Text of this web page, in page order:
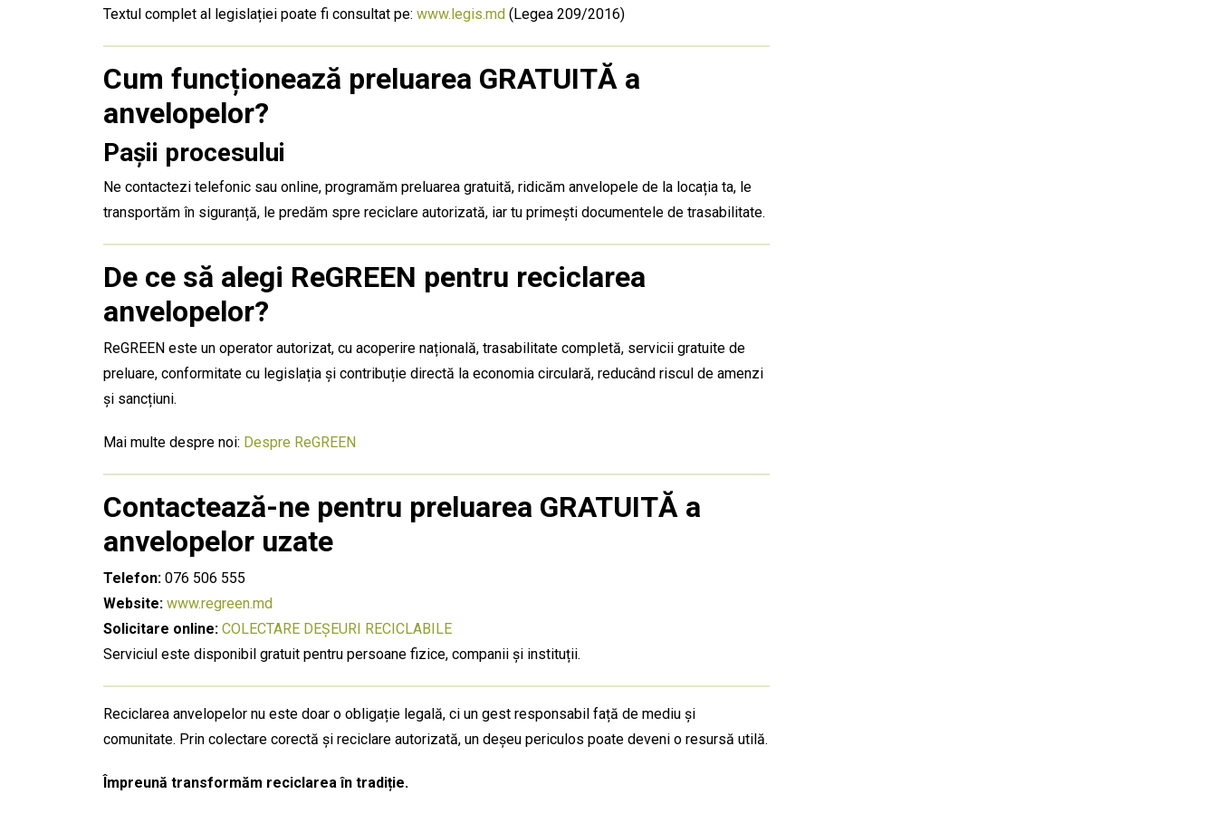
Textul complet al legislației poate fi consultat pe: www.legis.md (Legea 209/2016)
Cum funcționează preluarea GRATUITĂ a
anvelopelor?
Pașii procesului
Ne contactezi telefonic sau online, programăm preluarea gratuită, ridicăm anvelopele de la locația ta, le
transportăm în siguranță, le predăm spre reciclare autorizată, iar tu primești documentele de trasabilitate.
De ce să alegi ReGREEN pentru reciclarea
anvelopelor?
ReGREEN este un operator autorizat, cu acoperire națională, trasabilitate completă, servicii gratuite de
preluare, conformitate cu legislația și contribuție directă la economia circulară, reducând riscul de amenzi
și sancțiuni.
Mai multe despre noi: Despre ReGREEN
Contactează-ne pentru preluarea GRATUITĂ a
anvelopelor uzate
Telefon: 076 506 555
Website: www.regreen.md
Solicitare online: COLECTARE DEȘEURI RECICLABILE
Serviciul este disponibil gratuit pentru persoane fizice, companii și instituții.
Reciclarea anvelopelor nu este doar o obligație legală, ci un gest responsabil față de mediu și
comunitate. Prin colectare corectă și reciclare autorizată, un deșeu periculos poate deveni o resursă utilă.
Împreună transformăm reciclarea în tradiție.